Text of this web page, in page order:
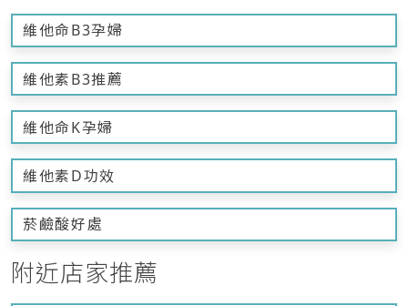
維他命B3孕婦
維他素B3推薦
維他命K孕婦
維他素D功效
菸鹼酸好處
附近店家推薦